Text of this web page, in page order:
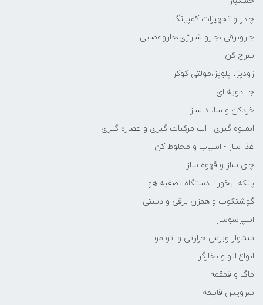
چادر و تجهیزات کمپینگ
جاروبرقی ،جارو شارژی،جاروعصایی
سرخ کن
زودپز، پلوپز،مولتی کوکر
جا ادویه ای
خردکن و سالاد ساز
ابمیوه گیری - اب مرکبات گیری و عصاره گیری
غذا ساز - اسیاب و مخلوط کن
چای ساز و قهوه ساز
پنکه- بخور - دستگاه تصفیه هوا
گوشتکوب و همزن برقی و دستی
اسپرسوساز
سشوار وبرس حرارتی و اتو مو
انواع اتو و بخارگر
ماگ و قمقمه
سرویس قابلمه